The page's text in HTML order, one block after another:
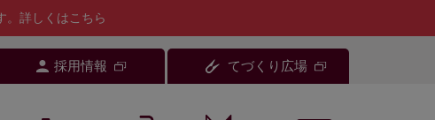
詳しくはこちら
採用情報 てづくり広場